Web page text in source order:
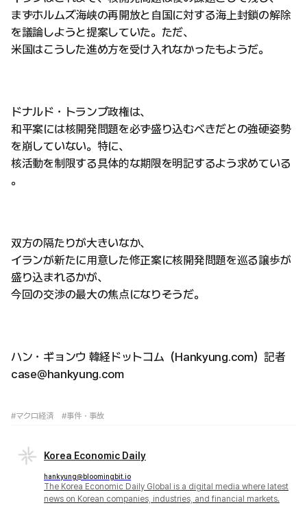
まずホルムズ海峡の再開放と自国に対する海上封鎖の解除
を議論しようと提案していた。ただ、
米国はこうした進め方を受け入れなかったもようだ。
ドナルド・トランプ政権は、
和平案には核開発問題を必ず盛り込むべきだとの強硬姿勢
を崩していない。特に、
核活動を制限する具体的な期限を明記するよう求めている
。
双方の隔たりが大きいなか、
イランが新たに用意した修正案に核開発問題を巡る譲歩が
盛り込まれるかが、
今回の交渉の最大の焦点になりそうだ。
ハン・ギョンウ 韓経ドットコム（Hankyung.com）記者
case@hankyung.com
#マクロ経済 #事件・事故
Korea Economic Daily
hankyung@bloomingbit.io
The Korea Economic Daily Global is a digital media where latest
news on Korean companies, industries, and financial markets.